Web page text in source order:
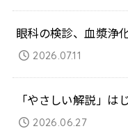
眼科の検診、血漿浄
2026.07.11
「やさしい解説」は
2026.06.27